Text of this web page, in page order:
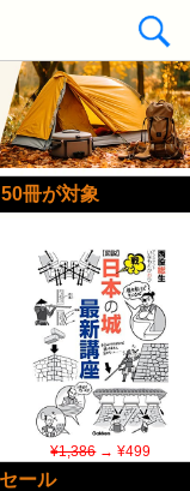
冊が対象
¥1,386→ ¥499
ール